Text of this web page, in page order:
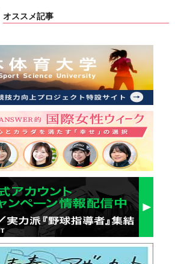
オススメ記事